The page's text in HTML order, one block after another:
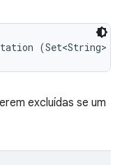
(Set<String>
excluídas se um